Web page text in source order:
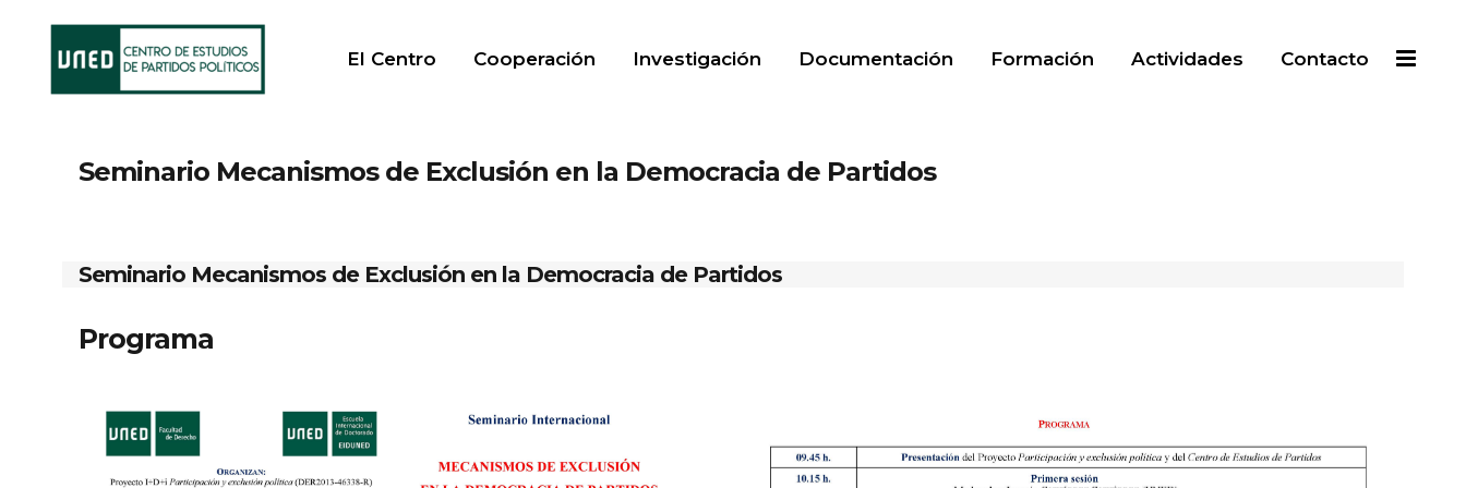
El Centro Cooperación Investigación Documentación Formación Actividades Contacto
Seminario Mecanismos de Exclusión en la Democracia de Partidos
Seminario Mecanismos de Exclusión en la Democracia de Partidos
Programa